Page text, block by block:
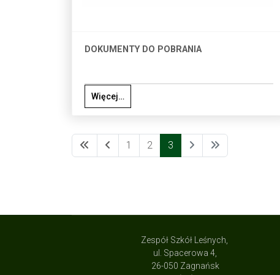
DOKUMENTY DO POBRANIA
Więcej…
1 2 3
Zespół Szkół Leśnych,
ul. Spacerowa 4,
26-050 Zagnańsk